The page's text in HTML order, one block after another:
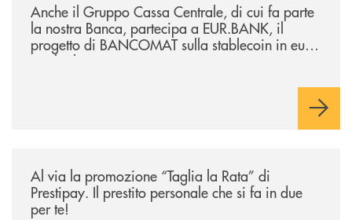
Anche il Gruppo Cassa Centrale, di cui fa parte
la nostra Banca, partecipa a EUR.BANK, il
progetto di BANCOMAT sulla stablecoin in euro
e sul relativo ecosistema
Al via la promozione “Taglia la Rata” di
Prestipay. Il prestito personale che si fa in due
per te!